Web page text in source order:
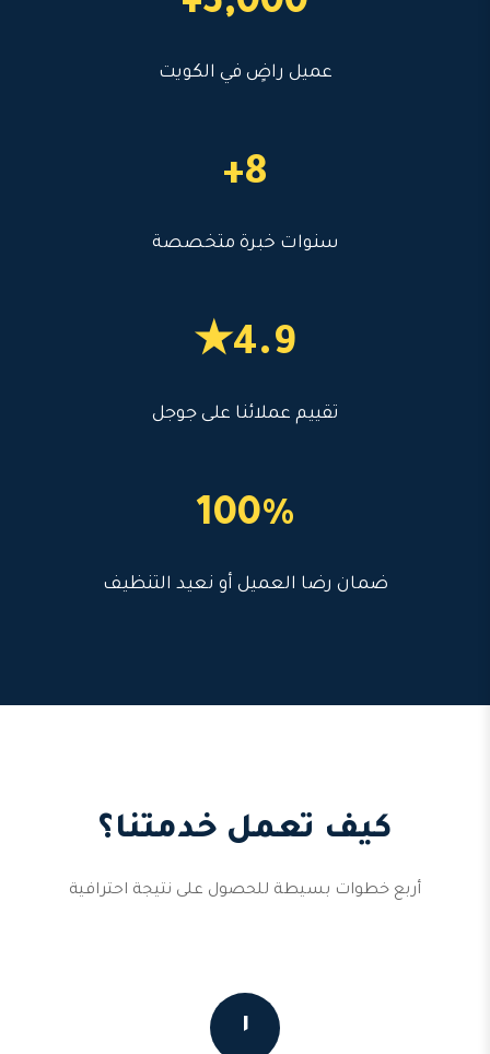
عميل راضٍ في الكويت
8+
سنوات خبرة متخصصة
4.9★
تقييم عملائنا على جوجل
100%
ضمان رضا العميل أو نعيد التنظيف
كيف تعمل خدمتنا؟
أربع خطوات بسيطة للحصول على نتيجة احترافية
١